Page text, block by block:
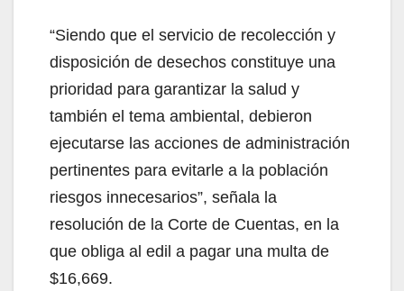
“Siendo que el servicio de recolección y
disposición de desechos constituye una
prioridad para garantizar la salud y
también el tema ambiental, debieron
ejecutarse las acciones de administración
pertinentes para evitarle a la población
riesgos innecesarios”, señala la
resolución de la Corte de Cuentas, en la
que obliga al edil a pagar una multa de
$16,669.